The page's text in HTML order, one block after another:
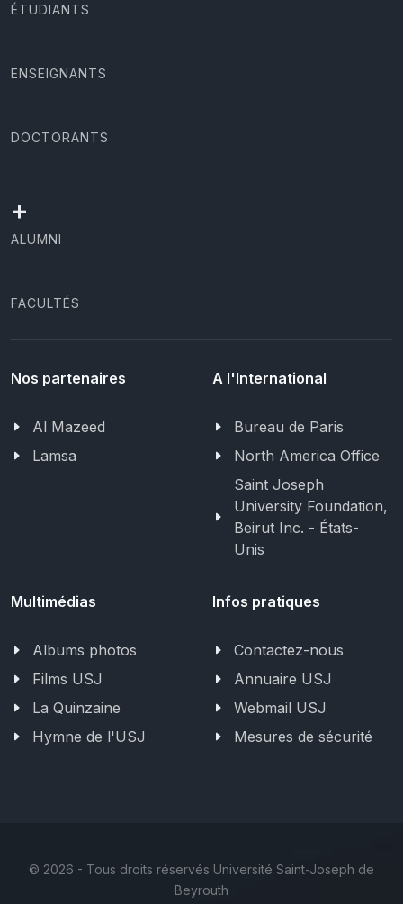
ÉTUDIANTS
ENSEIGNANTS
DOCTORANTS
+
ALUMNI
FACULTÉS
Nos partenaires
Al Mazeed
Lamsa
A l'International
Bureau de Paris
North America Office
Saint Joseph
University Foundation,
Beirut Inc. - États-
Unis
Multimédias
Albums photos
Films USJ
La Quinzaine
Hymne de l'USJ
Infos pratiques
Contactez-nous
Annuaire USJ
Webmail USJ
Mesures de sécurité
© 2026 - Tous droits réservés Université Saint-Joseph de
Beyrouth